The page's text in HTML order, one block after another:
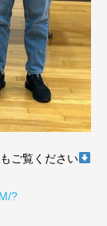
ご覧ください
?